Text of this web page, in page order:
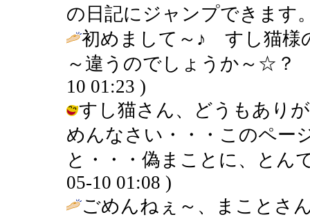
の日記にジャンプできます
初めまして～♪ すし猫様
～違うのでしょうか～☆
10 01:23 )
すし猫さん、どうもあり
めんなさい・・・このペー
と・・・偽まことに、とん
05-10 01:08 )
ごめんねぇ～、まことさ